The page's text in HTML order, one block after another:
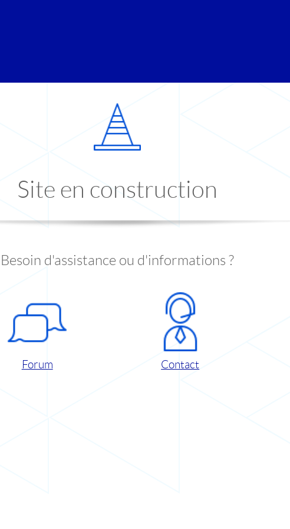
Site en construction
Besoin d'assistance ou d'informations ?
Forum Contact